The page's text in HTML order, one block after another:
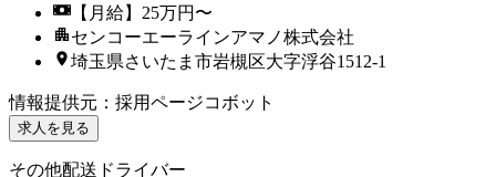
【月給】25万円〜
センコーエーラインアマノ株式会社
埼玉県さいたま市岩槻区大字浮谷1512-1
情報提供元 ： 採用ページコボット
求人を見る
その他配送ドライバー